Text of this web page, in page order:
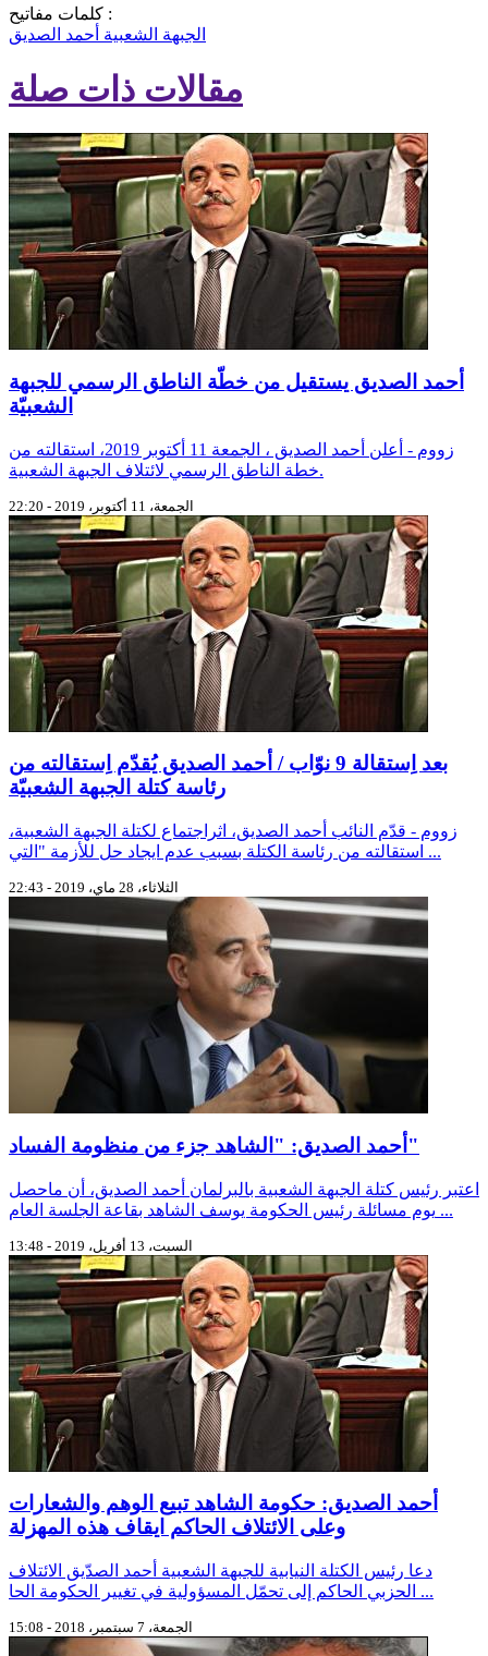
كلمات مفاتيح :
الجبهة الشعبية أحمد الصديق
مقالات ذات صلة
أحمد الصديق يستقيل من خطّة الناطق الرسمي للجبهة
الشعبيّة
زووم - أعلن أحمد الصديق ، الجمعة 11 أكتوبر 2019، استقالته من
خطة الناطق الرسمي لائتلاف الجبهة الشعبية.
الجمعة، 11 أكتوبر، 2019 - 22:20
بعد اِستقالة 9 نوّاب / أحمد الصديق يُقدّم اِستقالته من
رئاسة كتلة الجبهة الشعبيّة
زووم - قدّم النائب أحمد الصديق، اثراجتماع لكتلة الجبهة الشعبية،
استقالته من رئاسة الكتلة بسبب عدم ايجاد حل للأزمة "التي ...
الثلاثاء، 28 ماي، 2019 - 22:43
أحمد الصديق: "الشاهد جزء من منظومة الفساد"
اعتبر رئيس كتلة الجبهة الشعبية بالبرلمان أحمد الصديق، أن ماحصل
يوم مسائلة رئيس الحكومة يوسف الشاهد بقاعة الجلسة العام ...
السبت، 13 أفريل، 2019 - 13:48
أحمد الصديق: حكومة الشاهد تبيع الوهم والشعارات
وعلى الائتلاف الحاكم ايقاف هذه المهزلة
دعا رئيس الكتلة النيابية للجبهة الشعبية أحمد الصدّيق الائتلاف
الحزبي الحاكم إلى تحمّل المسؤولية في تغيير الحكومة الحا ...
الجمعة، 7 سبتمبر، 2018 - 15:08